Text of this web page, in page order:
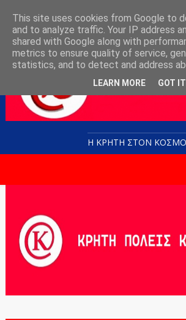
Η ΚΡΗΤΗ ΣΤΟN KOΣΜΟ
This site uses cookies from Google to
and to analyze traffic. Your IP address
shared with Google along with
metrics to ensure quality of service,
statistics, and to detect and address
LEARN MORE GOT IT